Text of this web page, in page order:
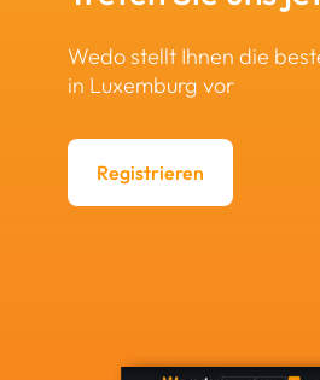
Wedo stellt Ihnen die
in Luxemburg vor
Registrieren